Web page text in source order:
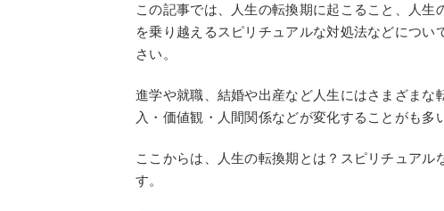
この記事では、人生の転換期に起こること、人
を乗り越えるスピリチュアルな対処法などにつ
さい。
進学や就職、結婚や出産など人生にはさまざま
入・価値観・人間関係などが変化することがも多
ここからは、人生の転換期とは？スピリチュア
す。